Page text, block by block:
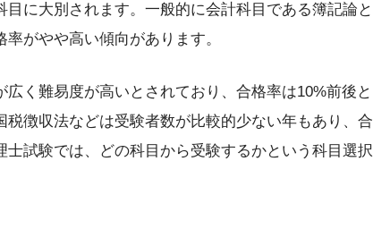
に大別されます。一般的に会計科目である簿記論と
がやや高い傾向があります。
く難易度が高いとされており、合格率は10%前後と
徴収法などは受験者数が比較的少ない年もあり、合
試験では、どの科目から受験するかという科目選択